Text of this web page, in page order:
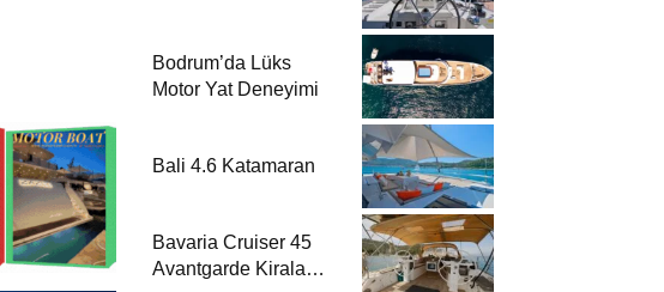
Bodrum’da Lüks
Motor Yat Deneyimi
Bali 4.6 Katamaran
Bavaria Cruiser 45
Avantgarde Kiralama